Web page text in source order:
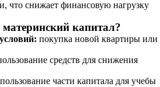
что снижает финансовую нагрузку
материнский капитал?
покупка новой квартиры или
средств для снижения
части капитала для учебы